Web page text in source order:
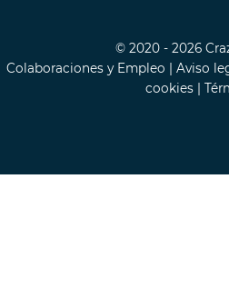
© 2020 - 2026
Colaboraciones y Empleo | Aviso
cookies |